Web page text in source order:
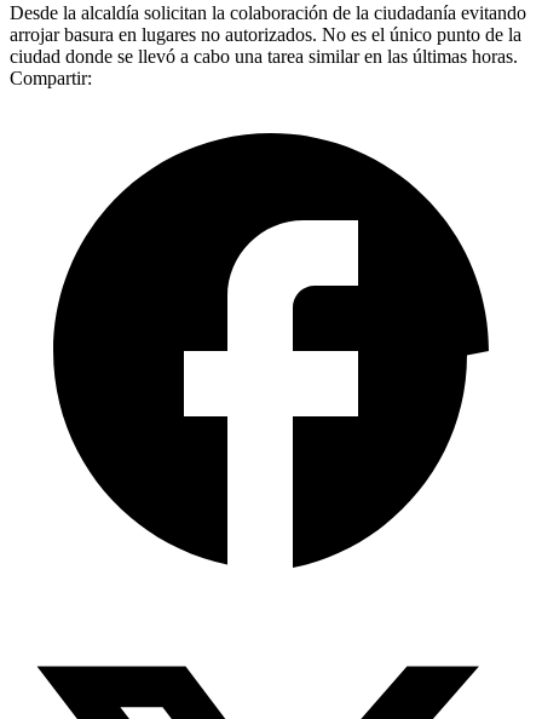
Desde la alcaldía solicitan la colaboración de la ciudadanía evitando
arrojar basura en lugares no autorizados. No es el único punto de la
ciudad donde se llevó a cabo una tarea similar en las últimas horas.
Compartir: